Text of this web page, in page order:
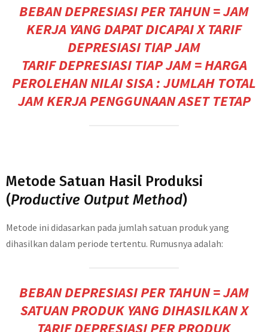
BEBAN DEPRESIASI PER TAHUN = JAM
KERJA YANG DAPAT DICAPAI X TARIF
DEPRESIASI TIAP JAM
TARIF DEPRESIASI TIAP JAM = HARGA
PEROLEHAN NILAI SISA : JUMLAH TOTAL
JAM KERJA PENGGUNAAN ASET TETAP
Metode Satuan Hasil Produksi
(Productive Output Method)
Metode ini didasarkan pada jumlah satuan produk yang
dihasilkan dalam periode tertentu. Rumusnya adalah:
BEBAN DEPRESIASI PER TAHUN = JAM
SATUAN PRODUK YANG DIHASILKAN X
TARIF DEPRESIASI PER PRODUK